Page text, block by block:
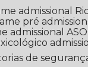
admissional
pré
admissional ASO
de